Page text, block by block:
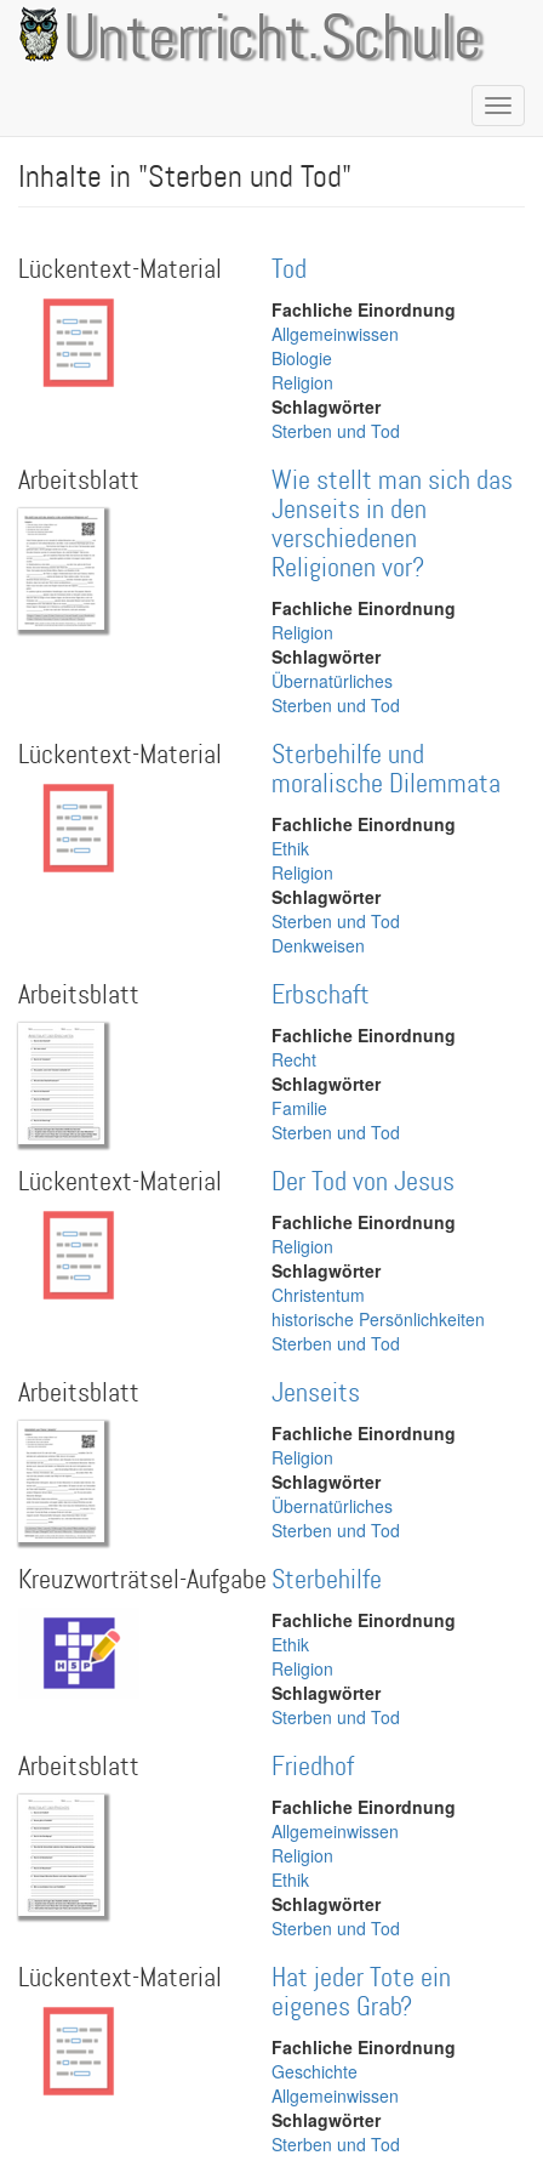
Direkt
zum
Inhalt
Unterricht.Schule
Inhalte in "Sterben und Tod"
Lückentext-Material Tod
Fachliche Einordnung
Allgemeinwissen
Biologie
Religion
Schlagwörter
Sterben und Tod
Arbeitsblatt
Wie stellt man sich das
Jenseits in den
verschiedenen
Religionen vor?
Fachliche Einordnung
Religion
Schlagwörter
Übernatürliches
Sterben und Tod
Lückentext-Material
Sterbehilfe und
moralische Dilemmata
Fachliche Einordnung
Ethik
Religion
Schlagwörter
Sterben und Tod
Denkweisen
Arbeitsblatt Erbschaft
Fachliche Einordnung
Recht
Schlagwörter
Familie
Sterben und Tod
Lückentext-Material Der Tod von Jesus
Fachliche Einordnung
Religion
Schlagwörter
Christentum
historische Persönlichkeiten
Sterben und Tod
Arbeitsblatt Jenseits
Fachliche Einordnung
Religion
Schlagwörter
Übernatürliches
Sterben und Tod
Kreuzworträtsel-Aufgabe Sterbehilfe
Fachliche Einordnung
Ethik
Religion
Schlagwörter
Sterben und Tod
Arbeitsblatt Friedhof
Fachliche Einordnung
Allgemeinwissen
Religion
Ethik
Schlagwörter
Sterben und Tod
Lückentext-Material
Hat jeder Tote ein
eigenes Grab?
Fachliche Einordnung
Geschichte
Allgemeinwissen
Schlagwörter
Sterben und Tod